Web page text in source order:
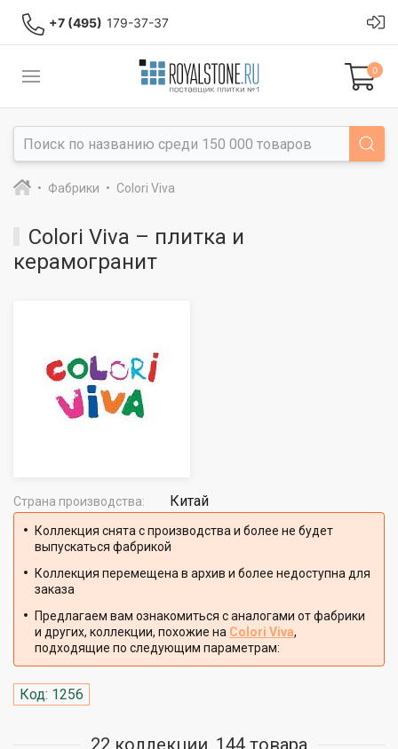
+7 (495) 179-37-37
0
Фабрики Colori Viva
Colori Viva – плитка и
керамогранит
Страна производства: Китай
Коллекция снята с производства и более не будет
выпускаться фабрикой
Коллекция перемещена в архив и более недоступна для
заказа
Предлагаем вам ознакомиться с аналогами от фабрики
и других, коллекции, похожие на Colori Viva,
подходящие по следующим параметрам:
Код: 1256